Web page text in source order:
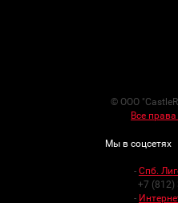
© ООО
Все
Мы в соцсетях
- Спб.
+7 (812)
-